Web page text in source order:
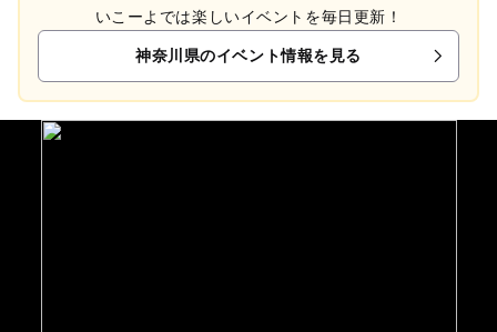
いこーよでは楽しいイベントを毎日更新！
神奈川県のイベント情報を見る